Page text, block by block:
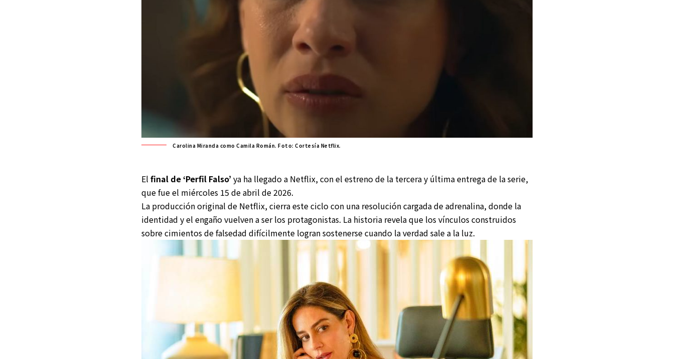
Carolina Miranda como Camila Román. Foto: Cortesía Netflix.
El final de‘Perfil Falso’ ya ha llegado a Netflix, con el estreno de la tercera y última entrega de la serie,
que fue el miércoles 15 de abril de 2026.
La producción original de Netflix, cierra este ciclo con una resolución cargada de adrenalina, donde la
identidad y el engaño vuelven a ser los protagonistas. La historia revela que los vínculos construidos
sobre cimientos de falsedad difícilmente logran sostenerse cuando la verdad sale a la luz.